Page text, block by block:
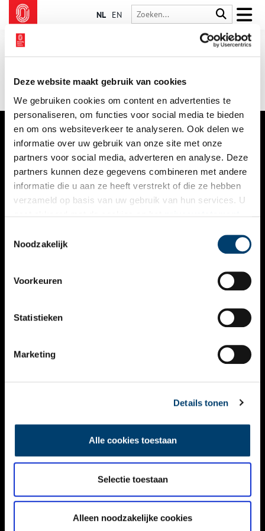
Deze website maakt gebruik van cookies
We gebruiken cookies om content en advertenties te
personaliseren, om functies voor social media te bieden
en om ons websiteverkeer te analyseren. Ook delen we
informatie over uw gebruik van onze site met onze
partners voor social media, adverteren en analyse. Deze
partners kunnen deze gegevens combineren met andere
informatie die u aan ze heeft verstrekt of die ze hebben
verzameld op basis van uw gebruik van hun services. U
Noodzakelijk
Voorkeuren
Statistieken
Marketing
Details tonen
Alle cookies toestaan
Selectie toestaan
Alleen noodzakelijke cookies
NL EN
VERHALEN
NIEUWS
KALENDER
ACTIVITEITEN
NIEUWSBRIEF
DISCLAIMER
TOEGANKELIJKHEID
Volg ONH op social media